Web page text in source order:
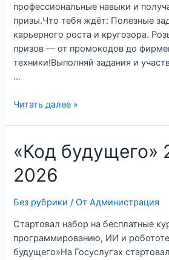
профессиональные навыки и
призы.Что тебя ждёт: Полезные
карьерного роста и кругозора.
призов — от промокодов до
техники!Выполняй задания и
…
Читать далее »
«Код будущего»
2026
Без рубрики / От Администрация
Стартовал набор на бесплатные
программированию, ИИ и
будущего»На Госуслугах